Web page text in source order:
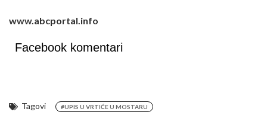
www.abcportal.info
Facebook komentari
Tagovi #UPIS U VRTIĆE U MOSTARU